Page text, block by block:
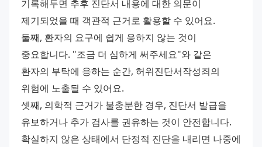
기록해두면 추후 진단서 내용에 대한 의문이
제기되었을 때 객관적 근거로 활용할 수 있어요.
둘째, 환자의 요구에 쉽게 응하지 않는 것이
중요합니다. "조금 더 심하게 써주세요"와 같은
환자의 부탁에 응하는 순간, 허위진단서작성죄의
위험에 노출될 수 있어요.
셋째, 의학적 근거가 불충분한 경우, 진단서 발급을
유보하거나 추가 검사를 권유하는 것이 안전합니다.
확실하지 않은 상태에서 단정적 진단을 내리면 나중에